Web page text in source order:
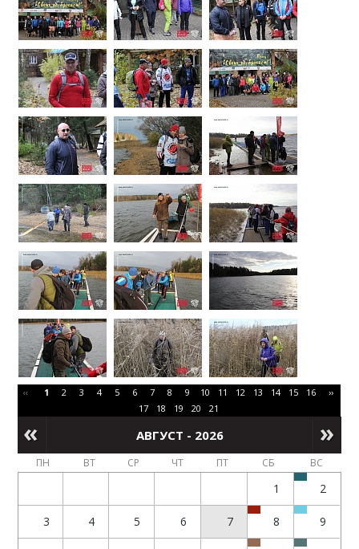
‹‹ ››
1 2 3 4 5 6 7 8 9 10 11 12 13 14 15
16
17
18 19 20 21
АВГУСТ - 2026
ПН ВТ СР ЧТ ПТ СБ ВС
1 2
3 4 5 6 7 8 9